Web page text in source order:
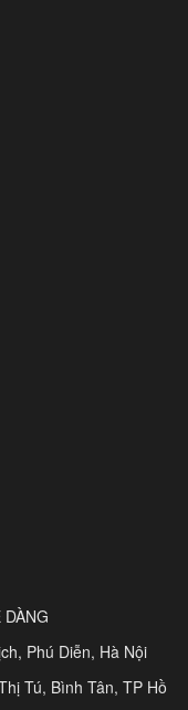
Phú Diễn, Hà Nội
Tú, Bình Tân, TP Hồ